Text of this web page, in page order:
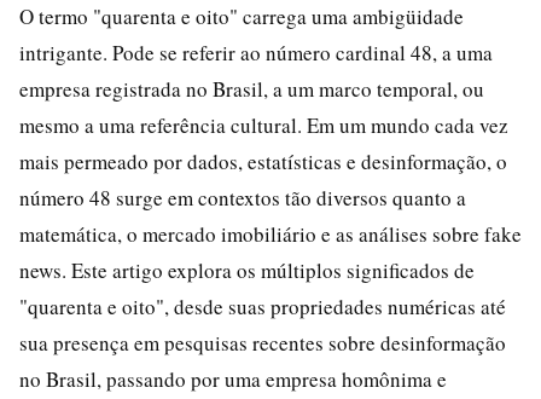
O termo "quarenta e oito" carrega uma ambigüidade
intrigante. Pode se referir ao número cardinal 48, a uma
empresa registrada no Brasil, a um marco temporal, ou
mesmo a uma referência cultural. Em um mundo cada vez
mais permeado por dados, estatísticas e desinformação, o
número 48 surge em contextos tão diversos quanto a
matemática, o mercado imobiliário e as análises sobre fake
news. Este artigo explora os múltiplos significados de
"quarenta e oito", desde suas propriedades numéricas até
sua presença em pesquisas recentes sobre desinformação
no Brasil, passando por uma empresa homônima e